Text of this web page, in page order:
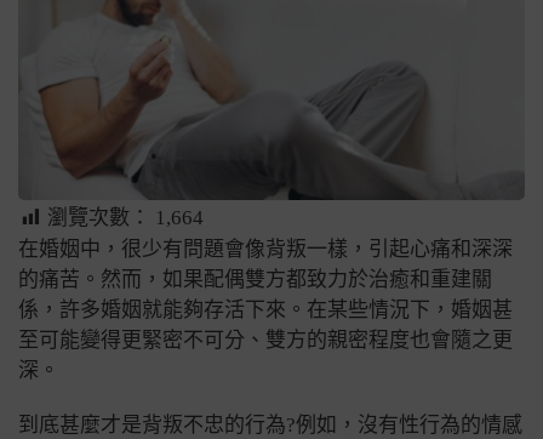
瀏覽次數：
1,664
在婚姻中，很少有問題會像背叛一樣，引起心痛和深深
的痛苦。然而，如果配偶雙方都致力於治癒和重建關
係，許多婚姻就能夠存活下來。在某些情況下，婚姻甚
至可能變得更緊密不可分、雙方的親密程度也會隨之更
深。
到底甚麼才是背叛不忠的行為?例如，沒有性行為的情感